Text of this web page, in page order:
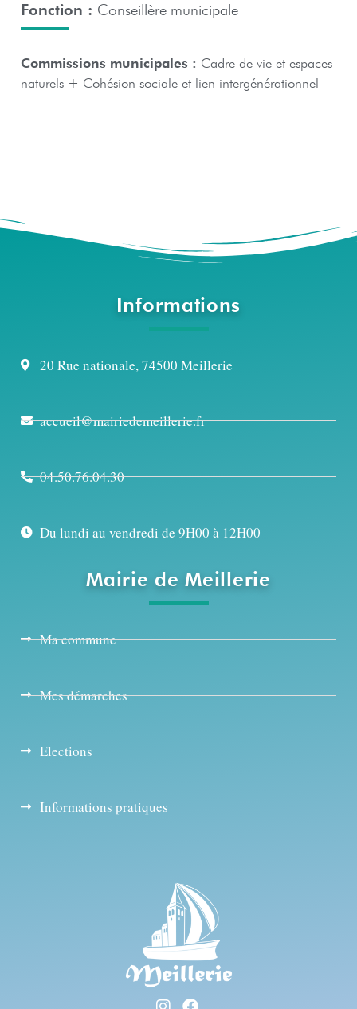
Fonction : Conseillère municipale
Commissions municipales : Cadre de vie et espaces
naturels + Cohésion sociale et lien intergénérationnel
Informations
20 Rue nationale, 74500 Meillerie
accueil@mairiedemeillerie.fr
04.50.76.04.30
Du lundi au vendredi de 9H00 à 12H00
Mairie de Meillerie
Ma commune
Mes démarches
Elections
Informations pratiques